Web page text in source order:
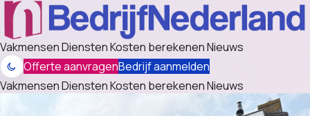
VakmensenDienstenKosten berekenenNieuws
Offerte aanvragenBedrijf aanmelden
VakmensenDienstenKosten berekenenNieuws